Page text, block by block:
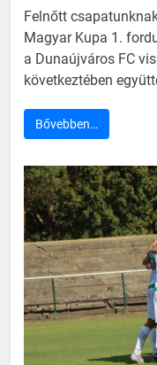
Felnőtt
Magyar Kupa 1.
a Dunaújváros FC
következtében
Bővebben…